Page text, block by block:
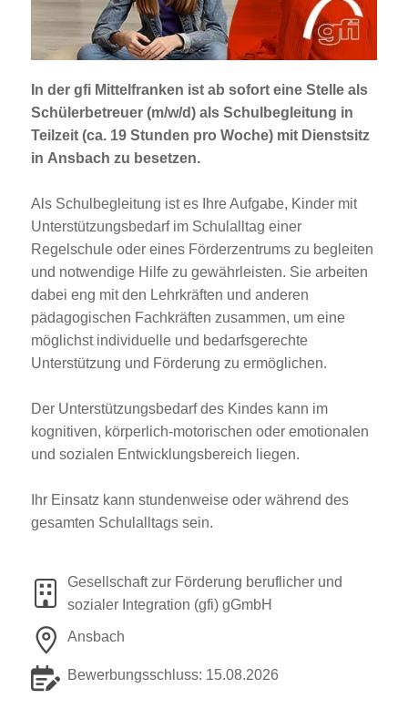
Jobportal
Presse und Medien
bbw e. V.
Presse
News Archiv
In der gfi Mittelfranken ist ab soforteine Stelle als
Schülerbetreuer (m/w/d) als Schulbegleitung in
Teilzeit (ca. 19 Stunden pro Woche) mit Dienstsitz
in Ansbach zu besetzen.
Als Schulbegleitung ist es Ihre Aufgabe, Kinder mit
Unterstützungsbedarf im Schulalltag einer
Regelschule oder eines Förderzentrums zu begleiten
und notwendige Hilfe zu gewährleisten. Sie arbeiten
dabei eng mit den Lehrkräften und anderen
pädagogischen Fachkräften zusammen, um eine
möglichst individuelle und bedarfsgerechte
Unterstützung und Förderung zu ermöglichen.
Der Unterstützungsbedarf des Kindes kann im
kognitiven, körperlich-motorischen oder emotionalen
und sozialen Entwicklungsbereich liegen.
Ihr Einsatz kann stundenweise oder während des
gesamten Schulalltags sein.
Gesellschaft zur Förderung beruflicher und
sozialer Integration (gfi) gGmbH
Ansbach
Bewerbungsschluss: 15.08.2026